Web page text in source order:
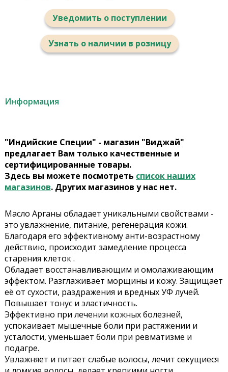
Уведомить о поступлении
Узнать о наличии в розницу
Информация
"Индийские Специи" - магазин "Виджай"
предлагает Вам только качественные и
сертифицированные товары.
Здесь вы можете посмотреть список наших
магазинов. Других магазинов у нас нет.
Масло Арганы обладает уникальными свойствами -
это увлажнение, питание, регенерация кожи.
Благодаря его эффективному анти-возрастному
действию, происходит замедление процесса
старения клеток .
Обладает восстанавливающим и омолаживающим
эффектом. Разглаживает морщины и кожу. Защищает
её от сухости, раздражения и вредных УФ лучей.
Повышает тонус и эластичность.
Эффективно при лечении кожных болезней,
успокаивает мышечные боли при растяжении и
усталости, уменьшает боли при ревматизме и
подагре.
Увлажняет и питает слабые волосы, лечит секущиеся